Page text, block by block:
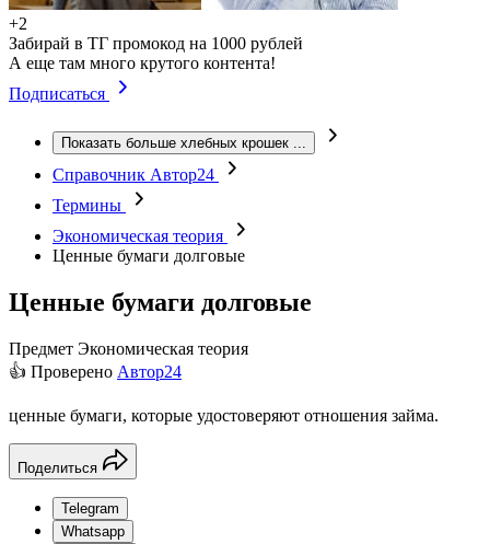
+2
Забирай в ТГ промокод на 1000 рублей
А еще там много крутого контента!
Подписаться
Показать больше хлебных крошек ...
Справочник Автор24
Термины
Экономическая теория
Ценные бумаги долговые
Ценные бумаги долговые
Предмет Экономическая теория
👍 Проверено Автор24
ценные бумаги, которые удостоверяют отношения займа.
Поделиться
Telegram
Whatsapp